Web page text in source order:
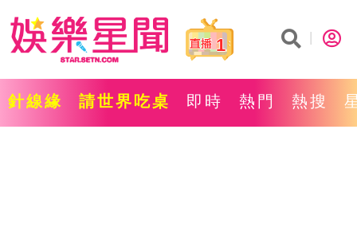
1
針線緣 請世界吃桌 即時 熱門 熱搜